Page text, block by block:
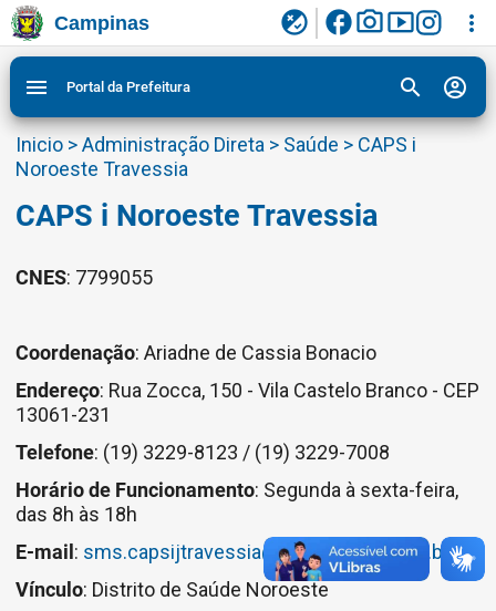
Ir para conteudo
Ir para menu do site da Prefeitura de Campinas 2
Ligar/Desligar contraste visual de tela para
acessibilidade
3
Campinas flaky facebookphoto_camerasmart_display more_vert
menu Portal da Prefeitura search account_circle
Inicio>Administração Direta > Saúde > CAPS i
Noroeste Travessia
CAPS i Noroeste Travessia
CNES: 7799055
Coordenação: Ariadne de Cassia Bonacio
Endereço: Rua Zocca, 150 - Vila Castelo Branco - CEP
13061-231
Telefone: (19) 3229-8123 / (19) 3229-7008
Horário de Funcionamento: Segunda à sexta-feira,
das 8h às 18h
E-mail : sms.capsijtravessia@campinas.sp.gov.br
Vínculo: Distrito de Saúde Noroeste